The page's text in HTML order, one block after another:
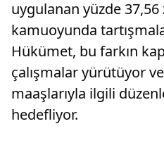
uygulanan yüzde
kamuoyunda
Hükümet, bu farkın
çalışmalar yürütüyor
maaşlarıyla ilgili
hedefliyor.